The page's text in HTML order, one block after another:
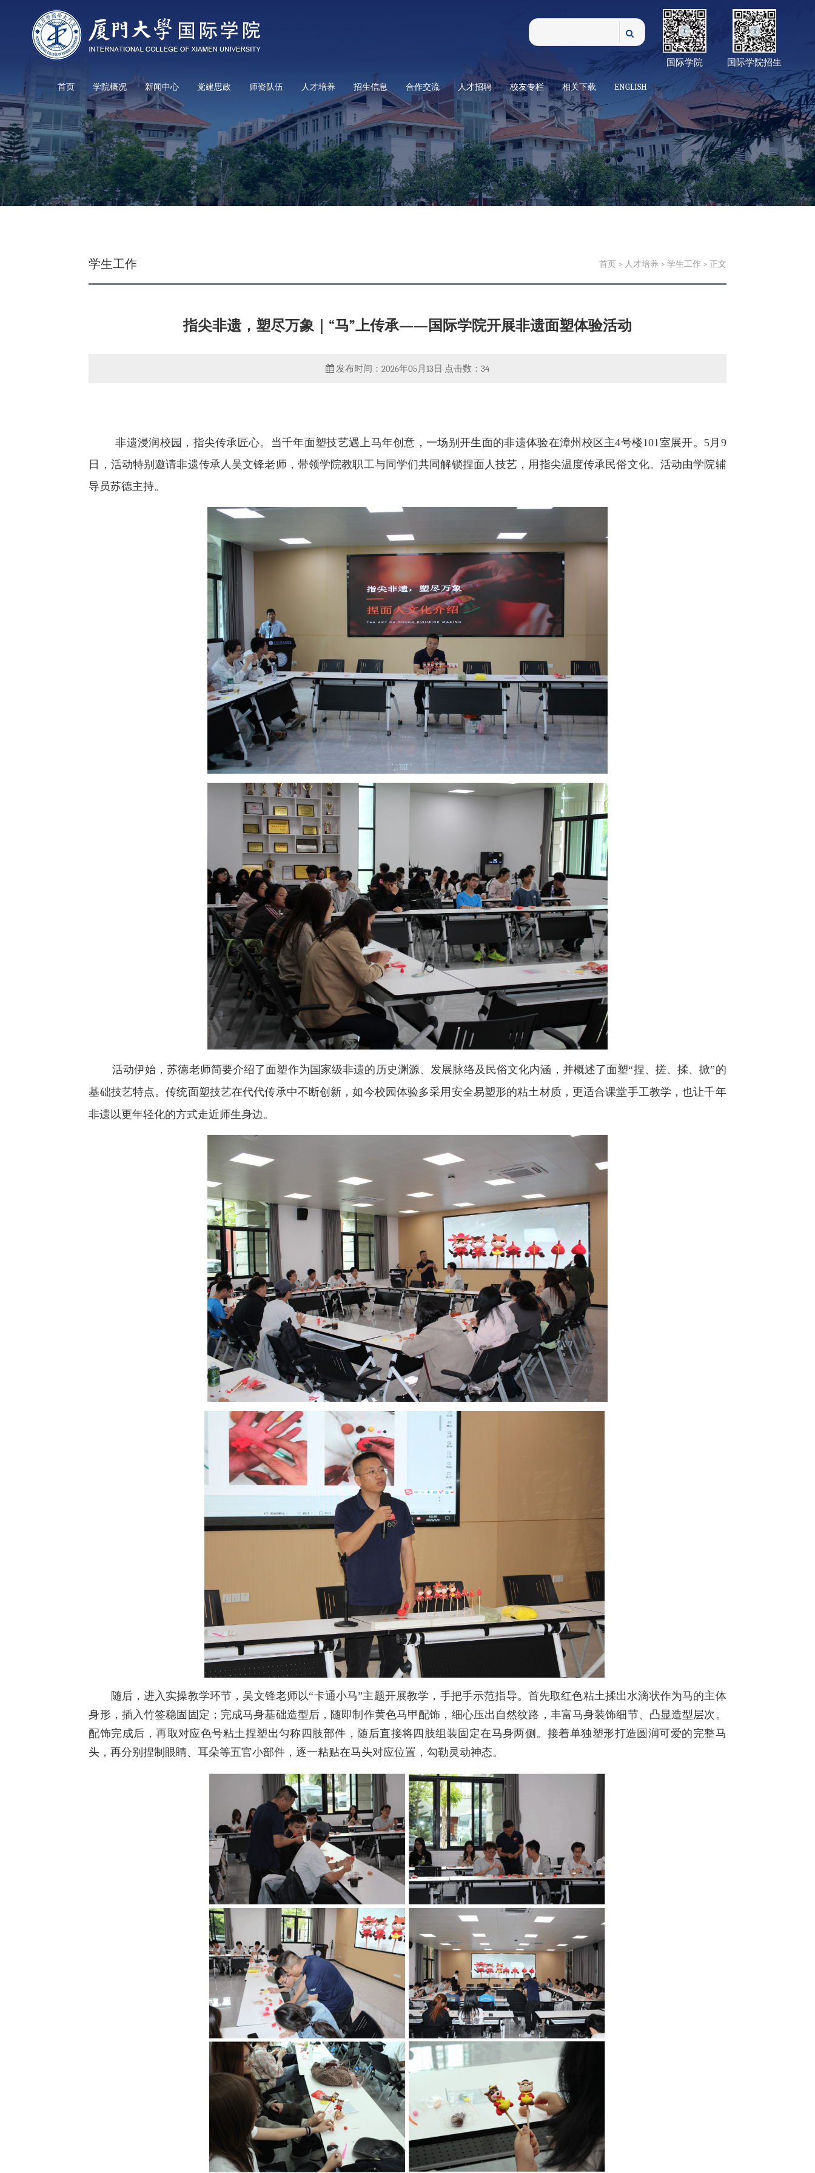
国际学院 国际学院招生
首页 学院概况 新闻中心 党建思政 师资队伍 人才培养 招生信息 合作交流 人才招聘 校友专栏 相关下载 ENGLISH
学生工作 首页> 人才培养 > 学生工作> 正文
指尖非遗，塑尽万象｜“马”上传承——国际学院开展非遗面塑体验活动
发布时间：2026年05月13日 点击数： 34
非遗浸润校园，指尖传承匠心。当千年面塑技艺遇上马年创意，一场别开生面的非遗体验在漳州校区主4号楼101室展开。5月9
日，活动特别邀请非遗传承人吴文锋老师，带领学院教职工与同学们共同解锁捏面人技艺，用指尖温度传承民俗文化。活动由学院辅
导员苏德主持。
活动伊始，苏德老师简要介绍了面塑作为国家级非遗的历史渊源、发展脉络及民俗文化内涵，并概述了面塑“捏、搓、揉、掀”的
基础技艺特点。传统面塑技艺在代代传承中不断创新，如今校园体验多采用安全易塑形的粘土材质，更适合课堂手工教学，也让千年
非遗以更年轻化的方式走近师生身边。
随后，进入实操教学环节，吴文锋老师以“卡通小马”主题开展教学，手把手示范指导。首先取红色粘土揉出水滴状作为马的主体
身形，插入竹签稳固固定；完成马身基础造型后，随即制作黄色马甲配饰，细心压出自然纹路，丰富马身装饰细节、凸显造型层次。
配饰完成后，再取对应色号粘土捏塑出匀称四肢部件，随后直接将四肢组装固定在马身两侧。接着单独塑形打造圆润可爱的完整马
头，再分别捏制眼睛、耳朵等五官小部件，逐一粘贴在马头对应位置，勾勒灵动神态。